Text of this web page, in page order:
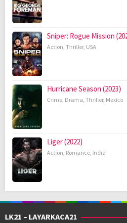
Sniper: Rogue Mission
Action, Thriller, USA
Hurricane Season (2023)
Crime, Drama, Thriller, Mexico
Liger (2022)
Action, Romance, India
LK21 – LAYARKACA21